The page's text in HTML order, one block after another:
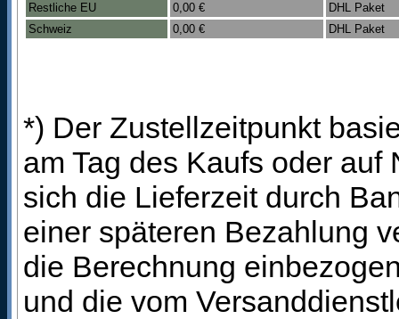
Restliche EU
0,00 €
DHL Paket
Schweiz
0,00 € DHL Paket
*) Der Zustellzeitpunkt
am Tag des Kaufs oder
sich die Lieferzeit durch
einer späteren Bezahlung
die Berechnung
und die vom